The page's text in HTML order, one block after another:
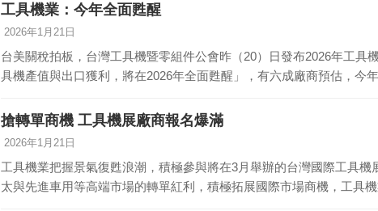
工具機業：今年全面甦醒
2026年1月21日
台美關稅拍板，台灣工具機暨零組件公會昨（20）日發布2026年工具
具機產值與出口獲利，將在2026年全面甦醒」，有六成廠商預估，今
搶轉單商機 工具機展廠商報名爆滿
2026年1月21日
工具機業把握景氣復甦浪潮，積極參與將在3月舉辦的台灣國際工具
太與先進車用等高端市場的轉單紅利，積極拓展國際市場商機，工具